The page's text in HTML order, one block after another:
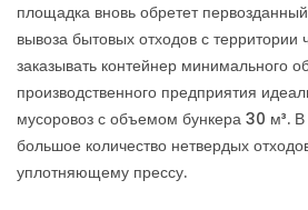
площадка вновь обретет
вывоза бытовых отходов с территории
заказывать контейнер минимального
производственного предприятия
мусоровоз с объемом бункера 30 м³.
большое количество нетвердых
уплотняющему прессу.